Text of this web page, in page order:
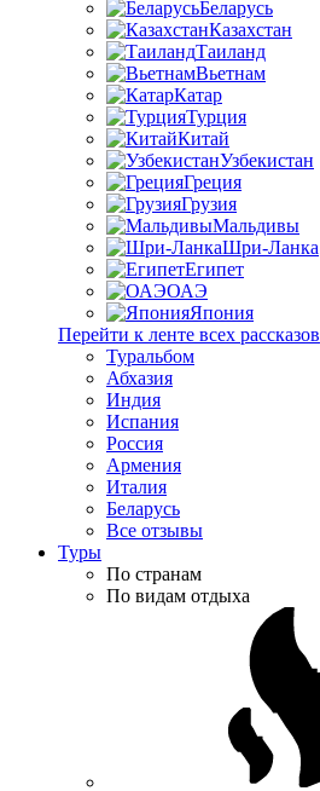
Беларусь
Казахстан
Таиланд
Вьетнам
Катар
Турция
Китай
Узбекистан
Греция
Грузия
Мальдивы
Шри-Ланка
Египет
ОАЭ
Япония
Перейти к ленте всех рассказов
Туральбом
Абхазия
Индия
Испания
Россия
Армения
Италия
Беларусь
Все отзывы
Туры
По странам
По видам отдыха